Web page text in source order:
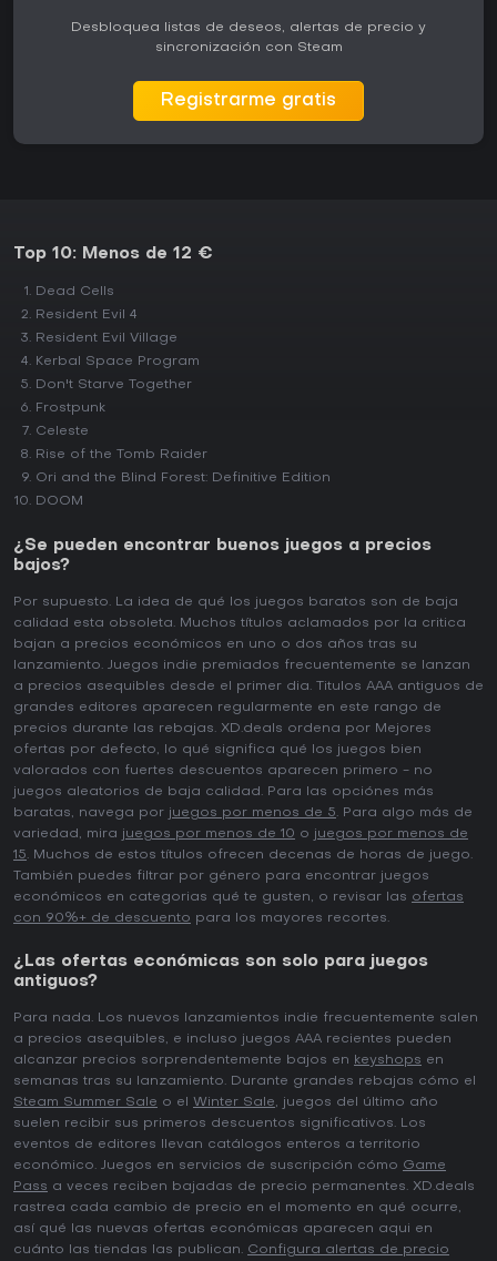
Desbloquea listas de deseos, alertas de precio y
sincronización con Steam
Registrarme gratis
Top 10: Menos de 12 €
Dead Cells
Resident Evil 4
Resident Evil Village
Kerbal Space Program
Don't Starve Together
Frostpunk
Celeste
Rise of the Tomb Raider
Ori and the Blind Forest: Definitive Edition
DOOM
¿Se pueden encontrar buenos juegos a precios
bajos?
Por supuesto. La idea de qué los juegos baratos son de baja
calidad esta obsoleta. Muchos títulos aclamados por la critica
bajan a precios económicos en uno o dos años tras su
lanzamiento. Juegos indie premiados frecuentemente se lanzan
a precios asequibles desde el primer dia. Titulos AAA antiguos de
grandes editores aparecen regularmente en este rango de
precios durante las rebajas. XD.deals ordena por Mejores
ofertas por defecto, lo qué significa qué los juegos bien
valorados con fuertes descuentos aparecen primero - no
juegos aleatorios de baja calidad. Para las opciónes más
baratas, navega por juegos por menos de 5. Para algo más de
variedad, mira juegos por menos de 10 o juegos por menos de
15. Muchos de estos títulos ofrecen decenas de horas de juego.
También puedes filtrar por género para encontrar juegos
económicos en categorias qué te gusten, o revisar las ofertas
con 90%+ de descuento para los mayores recortes.
¿Las ofertas económicas son solo para juegos
antiguos?
Para nada. Los nuevos lanzamientos indie frecuentemente salen
a precios asequibles, e incluso juegos AAA recientes pueden
alcanzar precios sorprendentemente bajos en keyshops en
semanas tras su lanzamiento. Durante grandes rebajas cómo el
Steam Summer Sale o el Winter Sale, juegos del último año
suelen recibir sus primeros descuentos significativos. Los
eventos de editores llevan catálogos enteros a territorio
económico. Juegos en servicios de suscripción cómo Game
Pass a veces reciben bajadas de precio permanentes. XD.deals
rastrea cada cambio de precio en el momento en qué ocurre,
así qué las nuevas ofertas económicas aparecen aqui en
cuánto las tiendas las publican. Configura alertas de precio